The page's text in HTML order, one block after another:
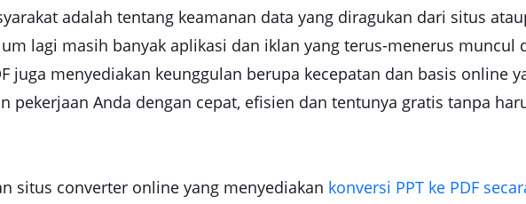
adalah tentang keamanan data yang diragukan dari situs
lagi masih banyak aplikasi dan iklan yang terus-menerus muncul
juga menyediakan keunggulan berupa kecepatan dan basis online
pekerjaan Anda dengan cepat, efisien dan tentunya gratis tanpa
situs converter online yang menyediakan konversi PPT ke PDF